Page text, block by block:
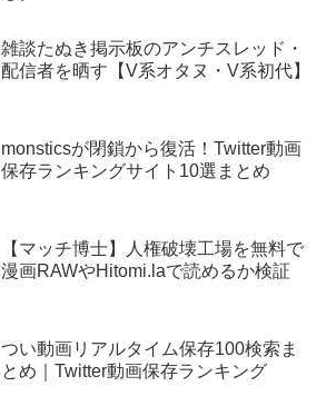
雑談たぬき掲示板のアンチスレッド・
配信者を晒す【V系オタヌ・V系初代】
monsticsが閉鎖から復活！Twitter動画
保存ランキングサイト10選まとめ
【マッチ博士】人権破壊工場を無料で
漫画RAWやHitomi.laで読めるか検証
つい動画リアルタイム保存100検索ま
とめ｜Twitter動画保存ランキング